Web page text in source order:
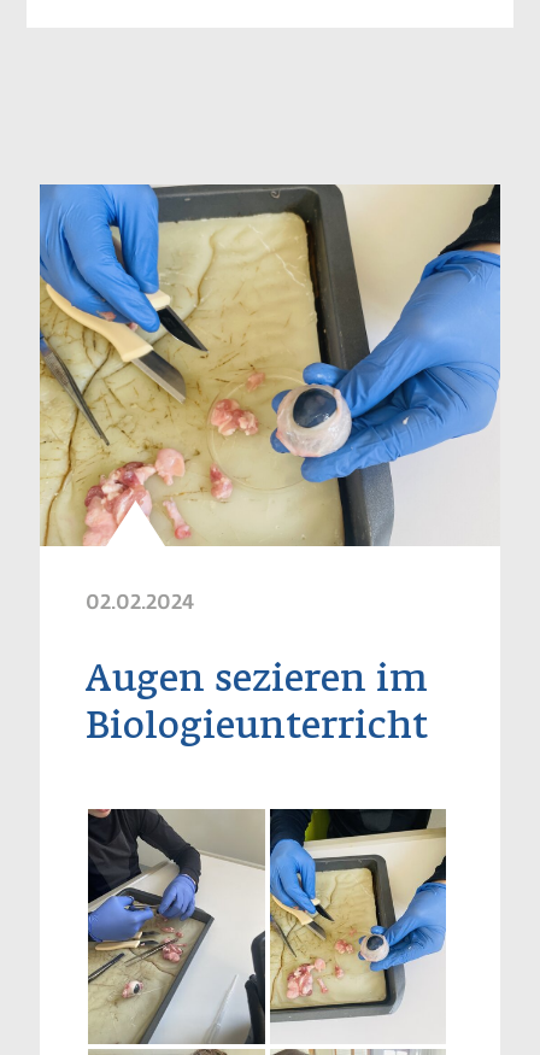
02.02.2024
Augen sezieren im
Biologieunterricht